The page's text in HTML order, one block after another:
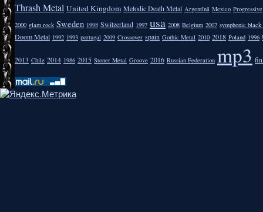
Thrash Metal United Kingdom Melodic Death Metal Argentīnā Mexico Progressive
2000 glam rock Sweden 1998 Switzerland 1997 usa 2008 Belgium 2007 symphonic
Doom Metal 1992 1993 portugal 2009 Crossover spain Gothic Metal 2010 2018 Poland 1996
2013 Chile 2014 1986 2015 Stoner Metal Groove 2016 Russian Federation mp3